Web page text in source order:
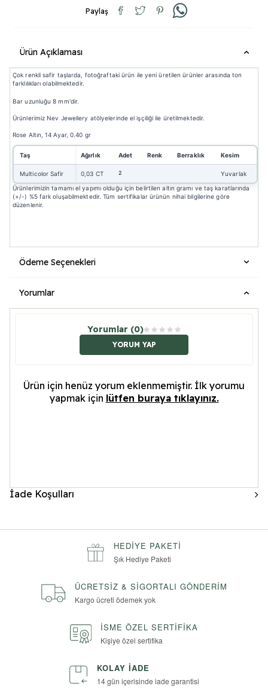
Paylaş
Ürün Açıklaması
Çok renkli safir taşlarda, fotoğraftaki ürün ile yeni üretilen ürünler arasında ton
farklılıkları olabilmektedir.
Bar uzunluğu 8 mm'dir.
Ürünlerimiz Nev Jewellery atölyelerinde el işçiliği ile üretilmektedir.
Rose Altın, 14 Ayar, 0.40 gr
Taş Ağırlık Adet Renk Berraklık Kesim
Multicolor Safir 0,03 CT 2
Yuvarlak
Ürünlerimizin tamamı el yapımı olduğu için belirtilen altın gramı ve taş karatlarında
(+/-) %5 fark oluşabilmektedir. Tüm sertifikalar ürünün nihai bilgilerine göre
düzenlenir.
Ödeme Seçenekleri
Yorumlar
Yorumlar (0)
YORUM YAP
Ürün için henüz yorum eklenmemiştir. İlk yorumu
yapmak için lütfen buraya tıklayınız.
İade Koşulları
HEDIYE PAKETI
Şık Hediye Paketi
ÜCRETSIZ & SIGORTALI GÖNDERIM
Kargo ücreti ödemek yok
İSME ÖZEL SERTIFIKA
Kişiye özel sertifika
KOLAY İADE
14 gün içerisinde iade garantisi